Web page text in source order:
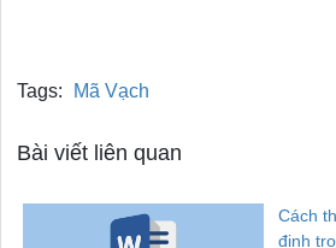
Tags: Mã Vạch
Bài viết liên quan
Cách
định